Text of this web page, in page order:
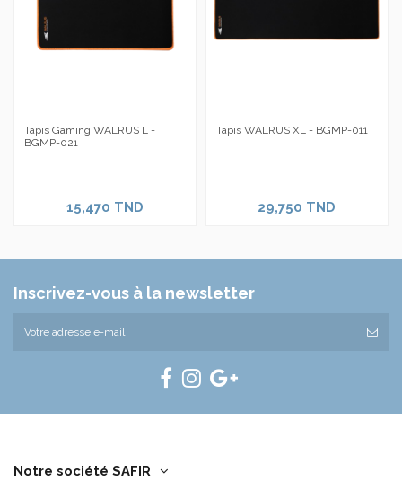
Tapis Gaming WALRUS L -
BGMP-021
15,470 TND
Tapis WALRUS XL - BGMP-011
29,750 TND
Inscrivez-vous à la newsletter
Notre société SAFIR